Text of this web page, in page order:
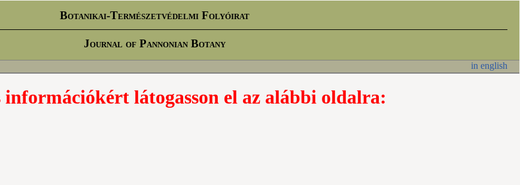
Botanikai-Természetvédelmi Folyóirat
Journal of Pannonian Botany
in english
látogasson el az alábbi oldalra: